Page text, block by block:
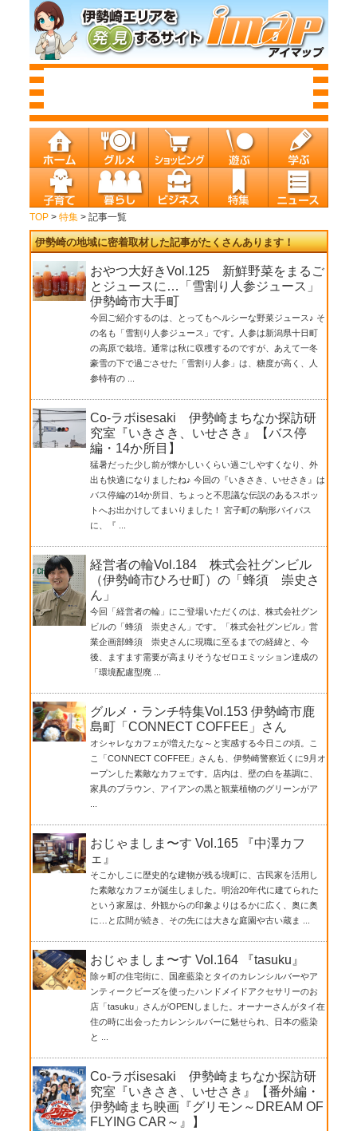
TOP> 特集> 記事一覧
伊勢崎の地域に密着取材した記事がたくさんあります！
おやつ大好きVol.125 新鮮野菜をまるご
とジュースに…「雪割り人参ジュース」
伊勢崎市大手町
今回ご紹介するのは、とってもヘルシーな野菜ジュース♪ そ
の名も「雪割り人参ジュース」です。人参は新潟県十日町
の高原で栽培。通常は秋に収穫するのですが、あえて一冬
豪雪の下で過ごさせた「雪割り人参」は、糖度が高く、人
参特有の ...
Co-ラボisesaki 伊勢崎まちなか探訪研
究室『いきさき、いせさき』【バス停
編・14か所目】
猛暑だった少し前が懐かしいくらい過ごしやすくなり、外
出も快適になりましたね♪ 今回の『いきさき、いせさき』は
バス停編の14か所目、ちょっと不思議な伝説のあるスポッ
トへお出かけしてまいりました！ 宮子町の駒形バイパス
に、『 ...
経営者の輪Vol.184 株式会社グンビル
（伊勢崎市ひろせ町）の「蜂須 崇史さ
ん」
今回「経営者の輪」にご登場いただくのは、株式会社グン
ビルの「蜂須 崇史さん」です。「株式会社グンビル」営
業企画部蜂須 崇史さんに現職に至るまでの経緯と、今
後、ますます需要が高まりそうなゼロエミッション達成の
「環境配慮型廃 ...
グルメ・ランチ特集Vol.153 伊勢崎市鹿
島町「CONNECT COFFEE」さん
オシャレなカフェが増えたな～と実感する今日この頃。こ
こ「CONNECT COFFEE」さんも、伊勢崎警察近くに9月オ
ープンした素敵なカフェです。店内は、壁の白を基調に、
家具のブラウン、アイアンの黒と観葉植物のグリーンがア
おじゃましま〜す Vol.165 『中澤カフ
ェ』
そこかしこに歴史的な建物が残る境町に、古民家を活用し
た素敵なカフェが誕生しました。明治20年代に建てられた
という家屋は、外観からの印象よりはるかに広く、奥に奥
に…と広間が続き、その先には大きな庭園や古い蔵ま ...
おじゃましま〜す Vol.164 『tasuku』
除ヶ町の住宅街に、国産藍染とタイのカレンシルバーやア
ンティークビーズを使ったハンドメイドアクセサリーのお
店「tasuku」さんがOPENしました。オーナーさんがタイ在
住の時に出会ったカレンシルバーに魅せられ、日本の藍染
と ...
Co-ラボisesaki 伊勢崎まちなか探訪研
究室『いきさき、いせさき』【番外編・
伊勢崎まち映画『グリモン～DREAM OF
FLYING CAR～』】